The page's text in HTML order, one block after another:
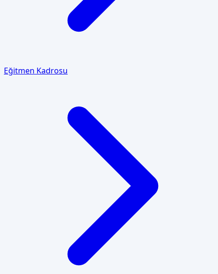
Eğitmen Kadrosu